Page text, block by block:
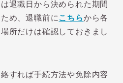
退職日から決められた期間
め、退職前に こちらから各
所だけは確認しておきまし
すれば手続方法や免除内容